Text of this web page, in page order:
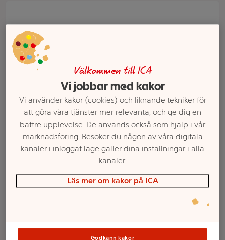
Välkommen till ICA
Vi jobbar med kakor
Vi använder kakor (cookies) och liknande tekniker för
att göra våra tjänster mer relevanta, och ge dig en
bättre upplevelse. De används också som hjälp i vår
marknadsföring. Besöker du någon av våra digitala
kanaler i inloggat läge gäller dina inställningar i alla
kanaler.
Läs mer om kakor på ICA
Godkänn kakor